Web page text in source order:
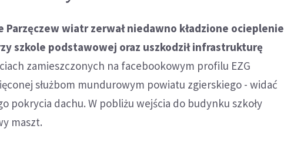
Parzęczew wiatr zerwał niedawno kładzione ocieplenie
szkole podstawowej oraz uszkodził infrastrukturę
zamieszczonych na facebookowym profilu EZG
służbom mundurowym powiatu zgierskiego - widać
pokrycia dachu. W pobliżu wejścia do budynku szkoły
maszt.